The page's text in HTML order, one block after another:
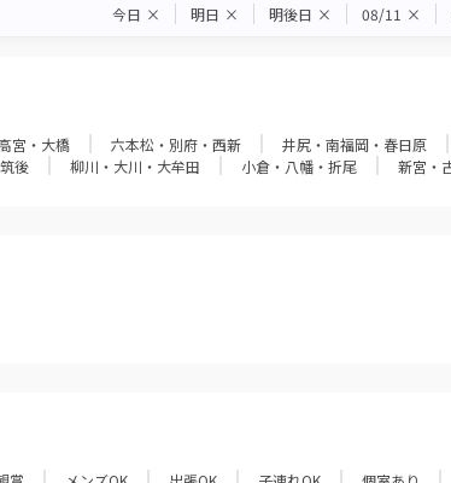
今日 × 明日 × 明後日 × 08/11 ×
宮・大橋 六本松・別府・西新 井尻・南福岡・春日原
後 柳川・大川・大牟田 小倉・八幡・折尾 新宮・